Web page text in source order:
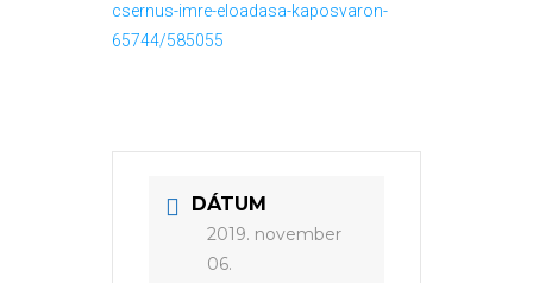
csernus-imre-eloadasa-kaposvaron-
65744/585055
DÁTUM
2019. november
06.